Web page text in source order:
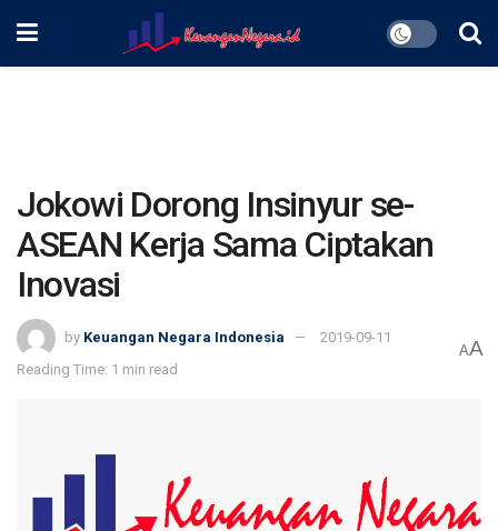
Jokowi Dorong Insinyur se-
ASEAN Kerja Sama Ciptakan
Inovasi
by Keuangan Negara Indonesia
2019-09-11
Reading Time: 1 min read
AA